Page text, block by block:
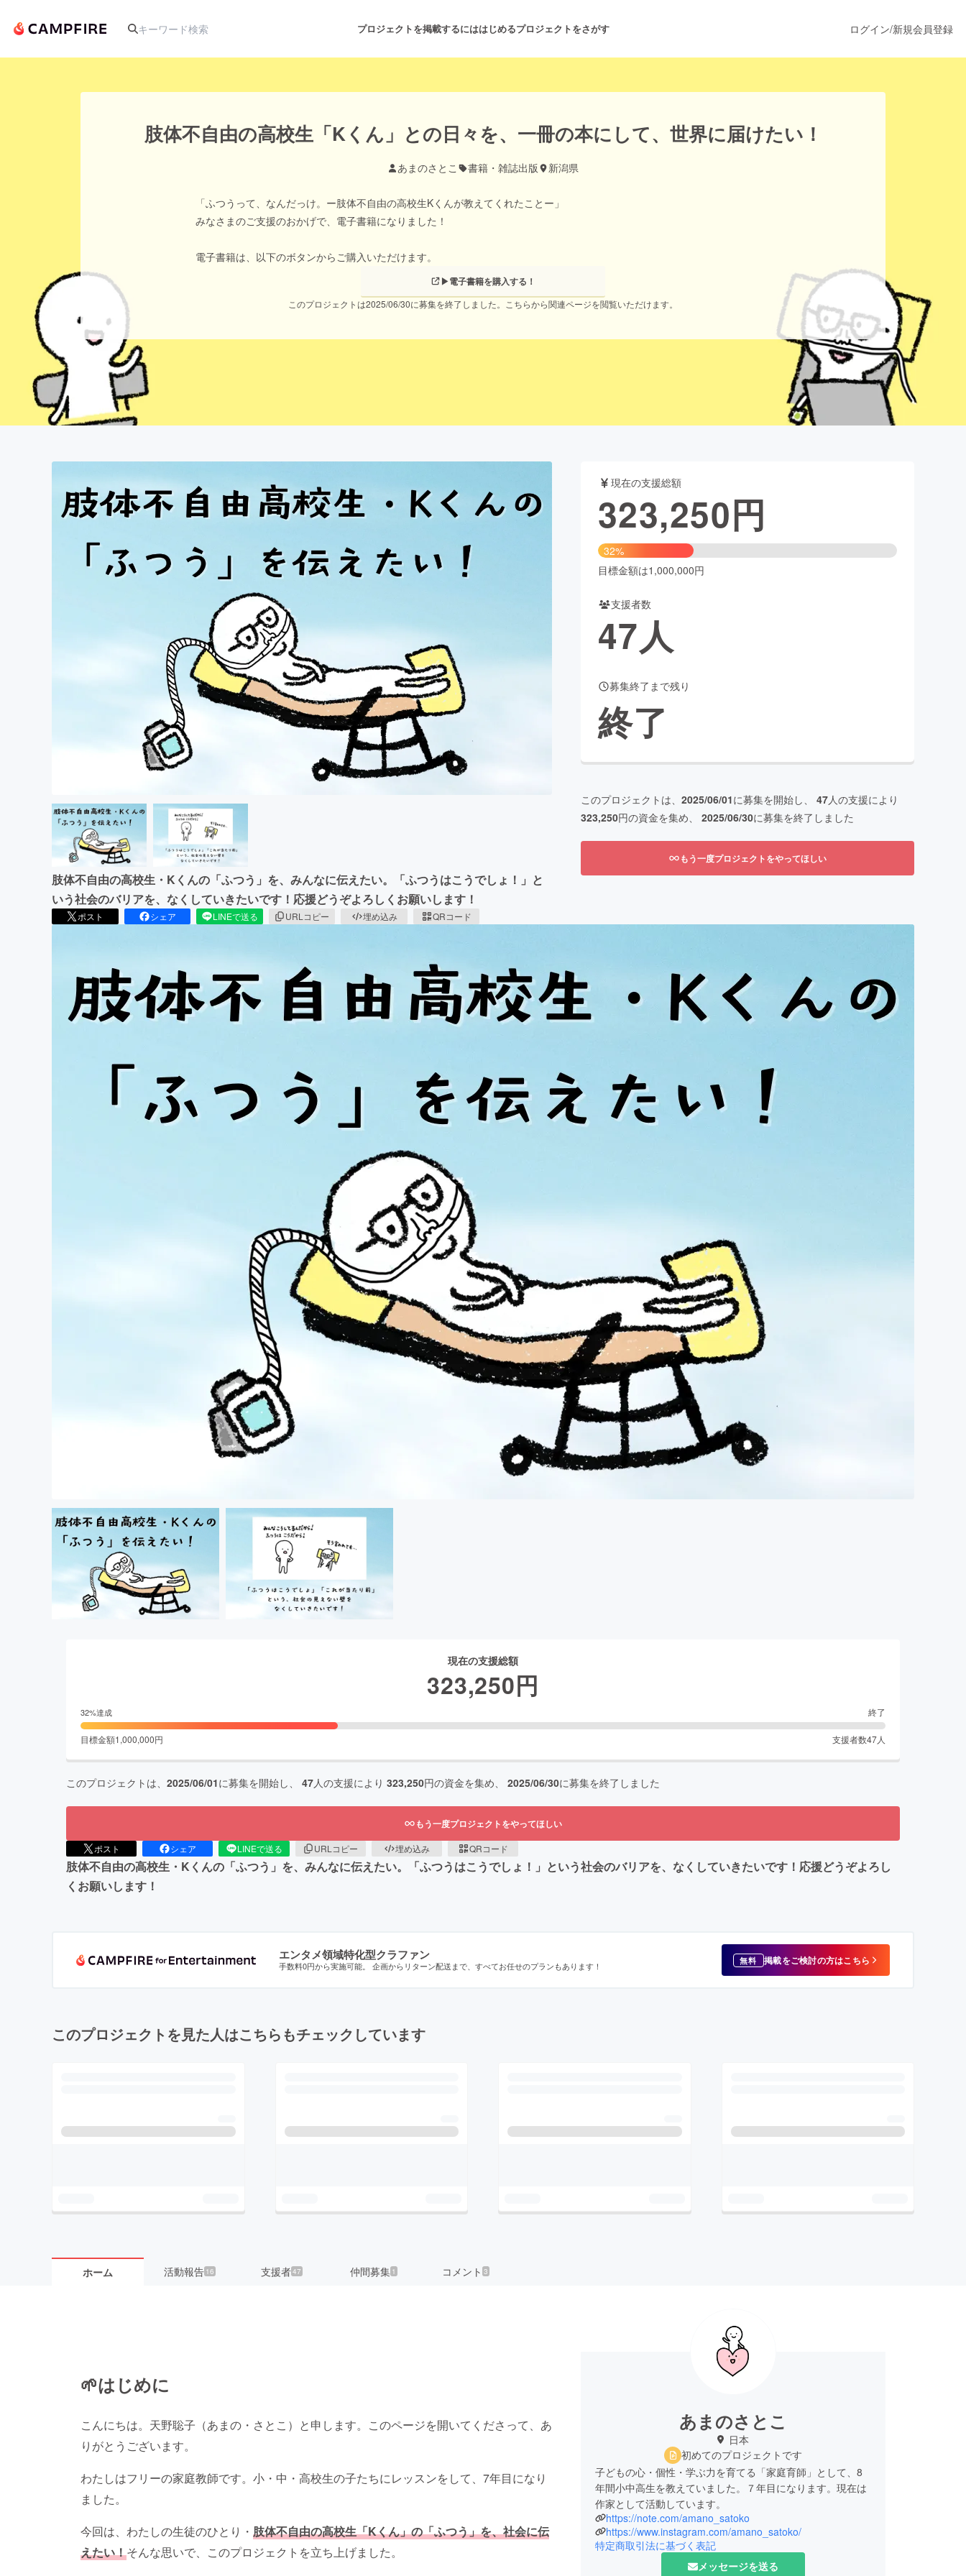
プロジェクトを掲載するにははじめるプロジェクトをさがす
人気のプロジェクト 注目のリターン 注目の新着プロジェクト 募集終了が近いプロジェクト もうすぐ公開されます
舞台・パフォーマンス
テクノロジー・ガジェット ゲーム・サービス開発
書籍・雑誌出版
チャレンジ ビューティー・ヘルスケア ソーシャルグッド
ログイン/新規会員登録
肢体不自由の高校生「Kくん」との日々を、一冊の本にして、世界に届けたい！
あまのさとこ 書籍・雑誌出版 新潟県
「ふつうって、なんだっけ。ー肢体不自由の高校生Kくんが教えてくれたことー」
みなさまのご支援のおかげで、電子書籍になりました！
電子書籍は、以下のボタンからご購入いただけます。
▶電子書籍を購入する！
このプロジェクトは2025/06/30に募集を終了しました。こちらから関連ページを閲覧いただけます。
肢体不自由の高校生・Kくんの「ふつう」を、みんなに伝えたい。「ふつうはこうでしょ！」と
いう社会のバリアを、なくしていきたいです！応援どうぞよろしくお願いします！
ポスト シェア LINEで送る URLコピー 埋め込み QRコード
現在の支援総額
323,250円
32%
目標金額は1,000,000円
支援者数
47人
募集終了まで残り
終了
このプロジェクトは、 2025/06/01に募集を開始し、 47人の支援により
323,250円の資金を集め、 2025/06/30に募集を終了しました
もう一度プロジェクトをやってほしい
現在の支援総額
323,250円
32%達成 終了
目標金額1,000,000円 支援者数47人
このプロジェクトは、 2025/06/01に募集を開始し、 47人の支援により 323,250円の資金を集め、 2025/06/30に募集を終了しました
もう一度プロジェクトをやってほしい
ポスト シェア LINEで送る URLコピー 埋め込み QRコード
肢体不自由の高校生・Kくんの「ふつう」を、みんなに伝えたい。「ふつうはこうでしょ！」という社会のバリアを、なくしていきたいです！応援どうぞよろし
くお願いします！
エンタメ領域特化型クラファン
手数料0円から実施可能。 企画からリターン配送まで、すべてお任せのプランもあります！ 無料 掲載をご検討の方はこちら
このプロジェクトを見た人はこちらもチェックしています
ホーム 活動報告 16 支援者47 仲間募集 1 コメント 3
🌱はじめに
こんにちは。天野聡子（あまの・さとこ）と申します。このページを開いてくださって、あ
りがとうございます。
わたしはフリーの家庭教師です。小・中・高校生の子たちにレッスンをして、7年目になり
ました。
今回は、わたしの生徒のひとり・ 肢体不自由の高校生「Kくん」の「ふつう」を、社会に伝
えたい！そんな思いで、このプロジェクトを立ち上げました。
あまのさとこ
日本
初めてのプロジェクトです
子どもの心・個性・学ぶ力を育てる「家庭育師」として、8
年間小中高生を教えていました。７年目になります。現在は
作家として活動しています。
https://note.com/amano_satoko
https://www.instagram.com/amano_satoko/
特定商取引法に基づく表記
メッセージを送る